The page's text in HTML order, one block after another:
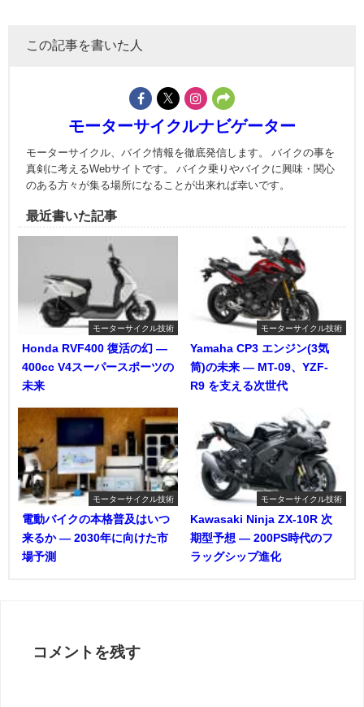
この記事を書いた人
モーターサイクルナビゲーター
モーターサイクル、バイク情報を徹底発信します。 バイクの事を
真剣に考えるWebサイトです。 バイク乗りやバイクに興味・関心
のある方々が集る場所になることが出来れば幸いです。
最近書いた記事
モーターサイクル技術
Honda RVF400 復活の幻 ―
400cc V4スーパースポーツの
未来
モーターサイクル技術
Yamaha CP3 エンジン(3気
筒)の未来 ― MT-09、YZF-
R9 を支える次世代
モーターサイクル技術
電動バイクの本格普及はいつ
来るか ― 2030年に向けた市
場予測
モーターサイクル技術
Kawasaki Ninja ZX-10R 次
期型予想 ― 200PS時代のフ
ラッグシップ進化
コメントを残す